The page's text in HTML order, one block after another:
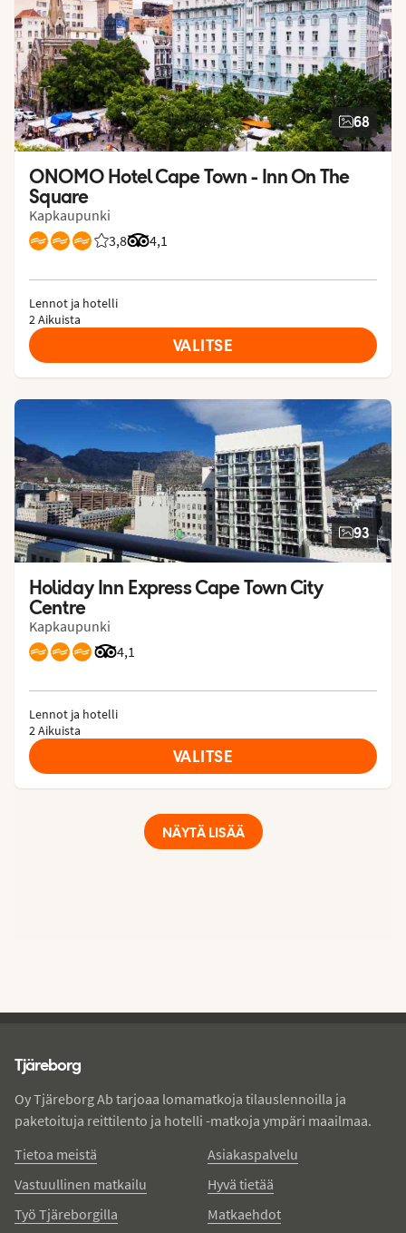
68
ONOMO Hotel Cape Town - Inn On The
Square
Kapkaupunki
3,8
Asiakkaidemme arviot: 3.8/5
4,1
Arvostelut Tripadvisorista: 4.1 of 5
Lennot ja hotelli
2 Aikuista
VALITSE
93
Holiday Inn Express Cape Town City
Centre
Kapkaupunki
4,1
Arvostelut Tripadvisorista: 4.1 of 5
Lennot ja hotelli
2 Aikuista
VALITSE
NÄYTÄ LISÄÄ
Tjäreborg
Oy Tjäreborg Ab tarjoaa lomamatkoja tilauslennoilla ja
paketoituja reittilento ja hotelli -matkoja ympäri maailmaa.
Tietoa meistä
Vastuullinen matkailu
Työ Tjäreborgilla
Asiakaspalvelu
Hyvä tietää
Matkaehdot